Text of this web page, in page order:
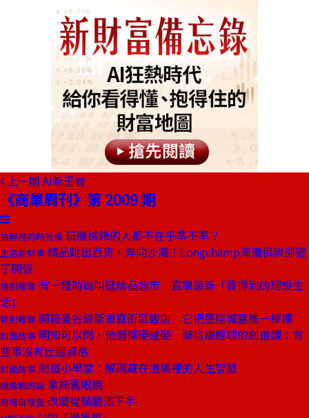
上一期 AI新王者
《商業周刊》第 2009 期
抽屜裡的時光機 玩機械錶的人都不在乎準不準？
生活新鮮事 精品跳出百貨，奔向沙灘！Longchamp海灘俱樂部墾
丁開張
特別報導 有一種時尚叫逛精品超市 直擊最新「買得到的理想生
活」
特別報導 開箱曼谷最新垂直街區飯店 它把整座城塞進一棟樓
封面故事 明知可以閃，他選擇硬碰硬 華信總經理的劍道課：有
些事沒有迂迴資格
封面故事 劍道小學堂：解碼藏在道場裡的人生智慧
總編輯的話 拿掉舊眼鏡
商場自慢塾 改變從騎牆派下手